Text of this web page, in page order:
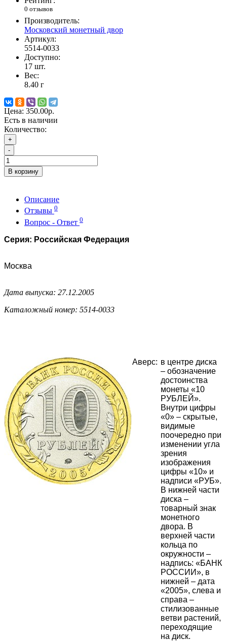
0 отзывов
Производитель:
Московский монетный двор
Артикул:
5514-0033
Доступно:
17 шт.
Вес:
8.40 г
Цена: 350.00р.
Есть в наличии
Количество:
+
-
В корзину
Описание
Отзывы 0
Вопрос - Ответ 0
Серия: Российская Федерация
Москва
Дата выпуска: 27.12.2005
Каталожный номер: 5514-0033
Аверс: в центре диска
– обозначение
достоинства
монеты «10
РУБЛЕЙ».
Внутри цифры
«0» – скрытые,
видимые
поочередно при
изменении угла
зрения
изображения
цифры «10» и
надписи «РУБ».
В нижней части
диска –
товарный знак
монетного
двора. В
верхней части
кольца по
окружности –
надпись: «БАНК
РОССИИ», в
нижней – дата
«2005», слева и
справа –
стилизованные
ветви растений,
переходящие
на диск.